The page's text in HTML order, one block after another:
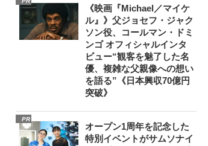
《映画『Michael／マイケ
ル』》父ジョセフ・ジャク
ソン役、コールマン・ドミ
ンゴ オフィシャルインタ
ビュー“観客を魅了した名
優、複雑な父親像への想い
を語る”《日本興収70億円
突破》
PR
オープン1周年を記念した
特別イベントがサムソナイ